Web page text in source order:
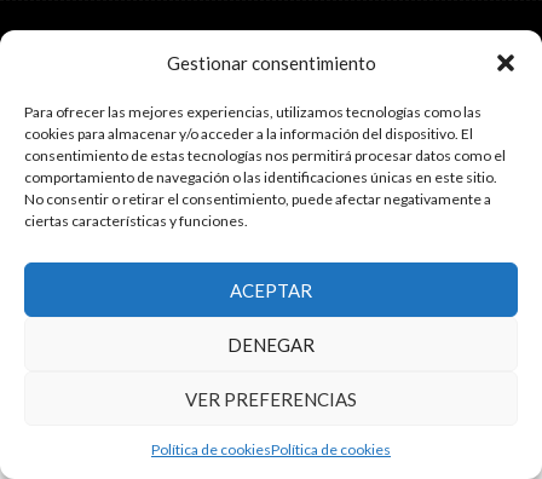
Gestionar consentimiento
Para ofrecer las mejores experiencias, utilizamos tecnologías como las
cookies para almacenar y/o acceder a la información del dispositivo. El
consentimiento de estas tecnologías nos permitirá procesar datos como el
comportamiento de navegación o las identificaciones únicas en este sitio.
No consentir o retirar el consentimiento, puede afectar negativamente a
ciertas características y funciones.
ACEPTAR
DENEGAR
VER PREFERENCIAS
Política de cookiesPolítica de cookies
del Gobierno de Aragón
Genesis|Login
Cookies|
Política de privacidad de datos
Copyright © 2025 ·Tema para economía públicaenGenesis Framework
·WordPress·Acceder